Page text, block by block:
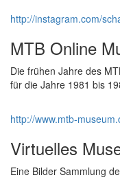
http://instagram.com/
MTB Online
Die frühen Jahre des
für die Jahre 1981 bis
http://www.mtb-
Virtuelles
Eine Bilder Sammlung